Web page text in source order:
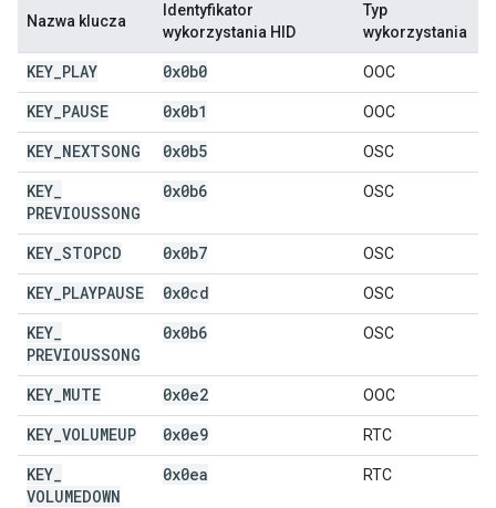
Nazwa klucza
Identyfikator
wykorzystania HID
Typ
wykorzystania
KEY PLAY 0x0b0 OOC
KEY PAUSE 0x0b1 OOC
KEY NEXTSONG 0x0b5 OSC
KEY
PREVIOUSSONG
0x0b6 OSC
KEY STOPCD 0x0b7 OSC
KEY PLAYPAUSE 0x0cd OSC
KEY
PREVIOUSSONG
0x0b6 OSC
KEY MUTE 0x0e2 OOC
KEY VOLUMEUP 0x0e9 RTC
KEY
VOLUMEDOWN
0x0ea RTC